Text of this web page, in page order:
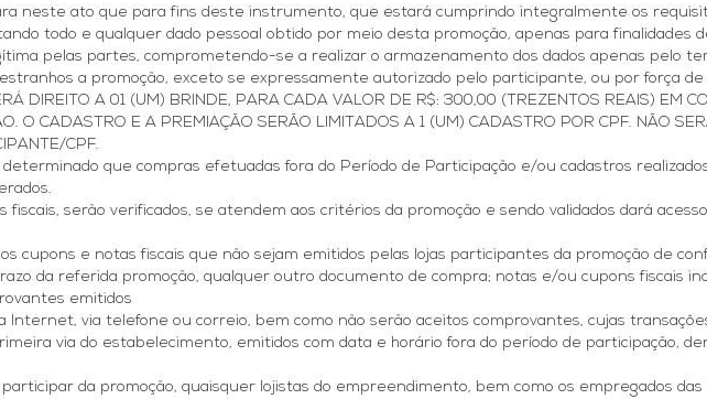
neste ato que para fins deste instrumento, que estará cumprindo integralmente os
todo e qualquer dado pessoal obtido por meio desta promoção, apenas para finalidades
pelas partes, comprometendo-se a realizar o armazenamento dos dados apenas pelo
a promoção, exceto se expressamente autorizado pelo participante, ou por força
DIREITO A 01 (UM) BRINDE, PARA CADA VALOR DE R$: 300,00 (TREZENTOS REAIS) EM
O CADASTRO E A PREMIAÇÃO SERÃO LIMITADOS A 1 (UM) CADASTRO POR CPF. NÃO
CPF.
que compras efetuadas fora do Período de Participação e/ou cadastros
fiscais, serão verificados, se atendem aos critérios da promoção e sendo validados dará
cupons e notas fiscais que não sejam emitidos pelas lojas participantes da promoção de
da referida promoção, qualquer outro documento de compra; notas e/ou cupons fiscais
emitidos
Internet, via telefone ou correio, bem como não serão aceitos comprovantes, cujas
via do estabelecimento, emitidos com data e horário fora do período de participação,
participar da promoção, quaisquer lojistas do empreendimento, bem como os empregados